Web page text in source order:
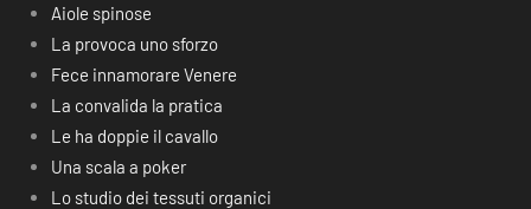
Aiole spinose
La provoca uno sforzo
Fece innamorare Venere
La convalida la pratica
Le ha doppie il cavallo
Una scala a poker
Lo studio dei tessuti organici